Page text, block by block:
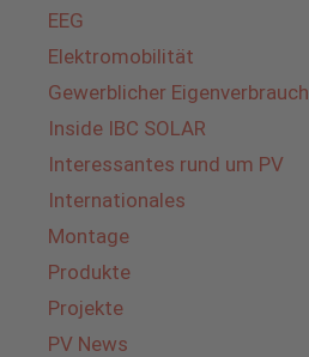
EEG
Elektromobilität
Gewerblicher Eigenverbrauch
Inside IBC SOLAR
Interessantes rund um PV
Internationales
Montage
Produkte
Projekte
PV News